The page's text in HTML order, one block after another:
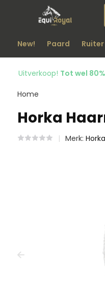
New! Paard Ruiter
Uitverkoop! Tot wel 80%
Home
Horka
Merk: Horka